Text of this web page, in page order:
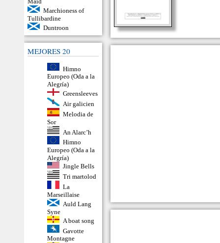
Marchioness of
Tullibardine
Duntroon
MEJORES 20
Himno
Europeo (Oda a la
Alegría)
Greensleeves
Air galicien
Melodia de
Sor
An Alarc’h
Himno
Europeo (Oda a la
Alegría)
Jingle Bells
Tri martolod
La
Marseillaise
Auld Lang
Syne
A boat song
Gavotte
Montagne